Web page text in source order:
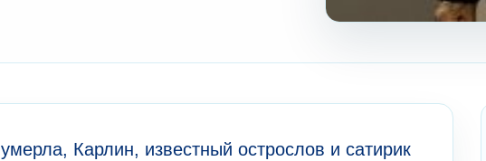
Карлин, известный острослов и сатирик